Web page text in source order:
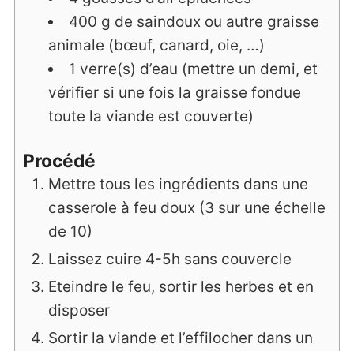
400 g de saindoux ou autre graisse
animale (bœuf, canard, oie, …)
1 verre(s) d’eau (mettre un demi, et
vérifier si une fois la graisse fondue
toute la viande est couverte)
Procédé
Mettre tous les ingrédients dans une
casserole à feu doux (3 sur une échelle
de 10)
Laissez cuire 4-5h sans couvercle
Eteindre le feu, sortir les herbes et en
disposer
Sortir la viande et l’effilocher dans un